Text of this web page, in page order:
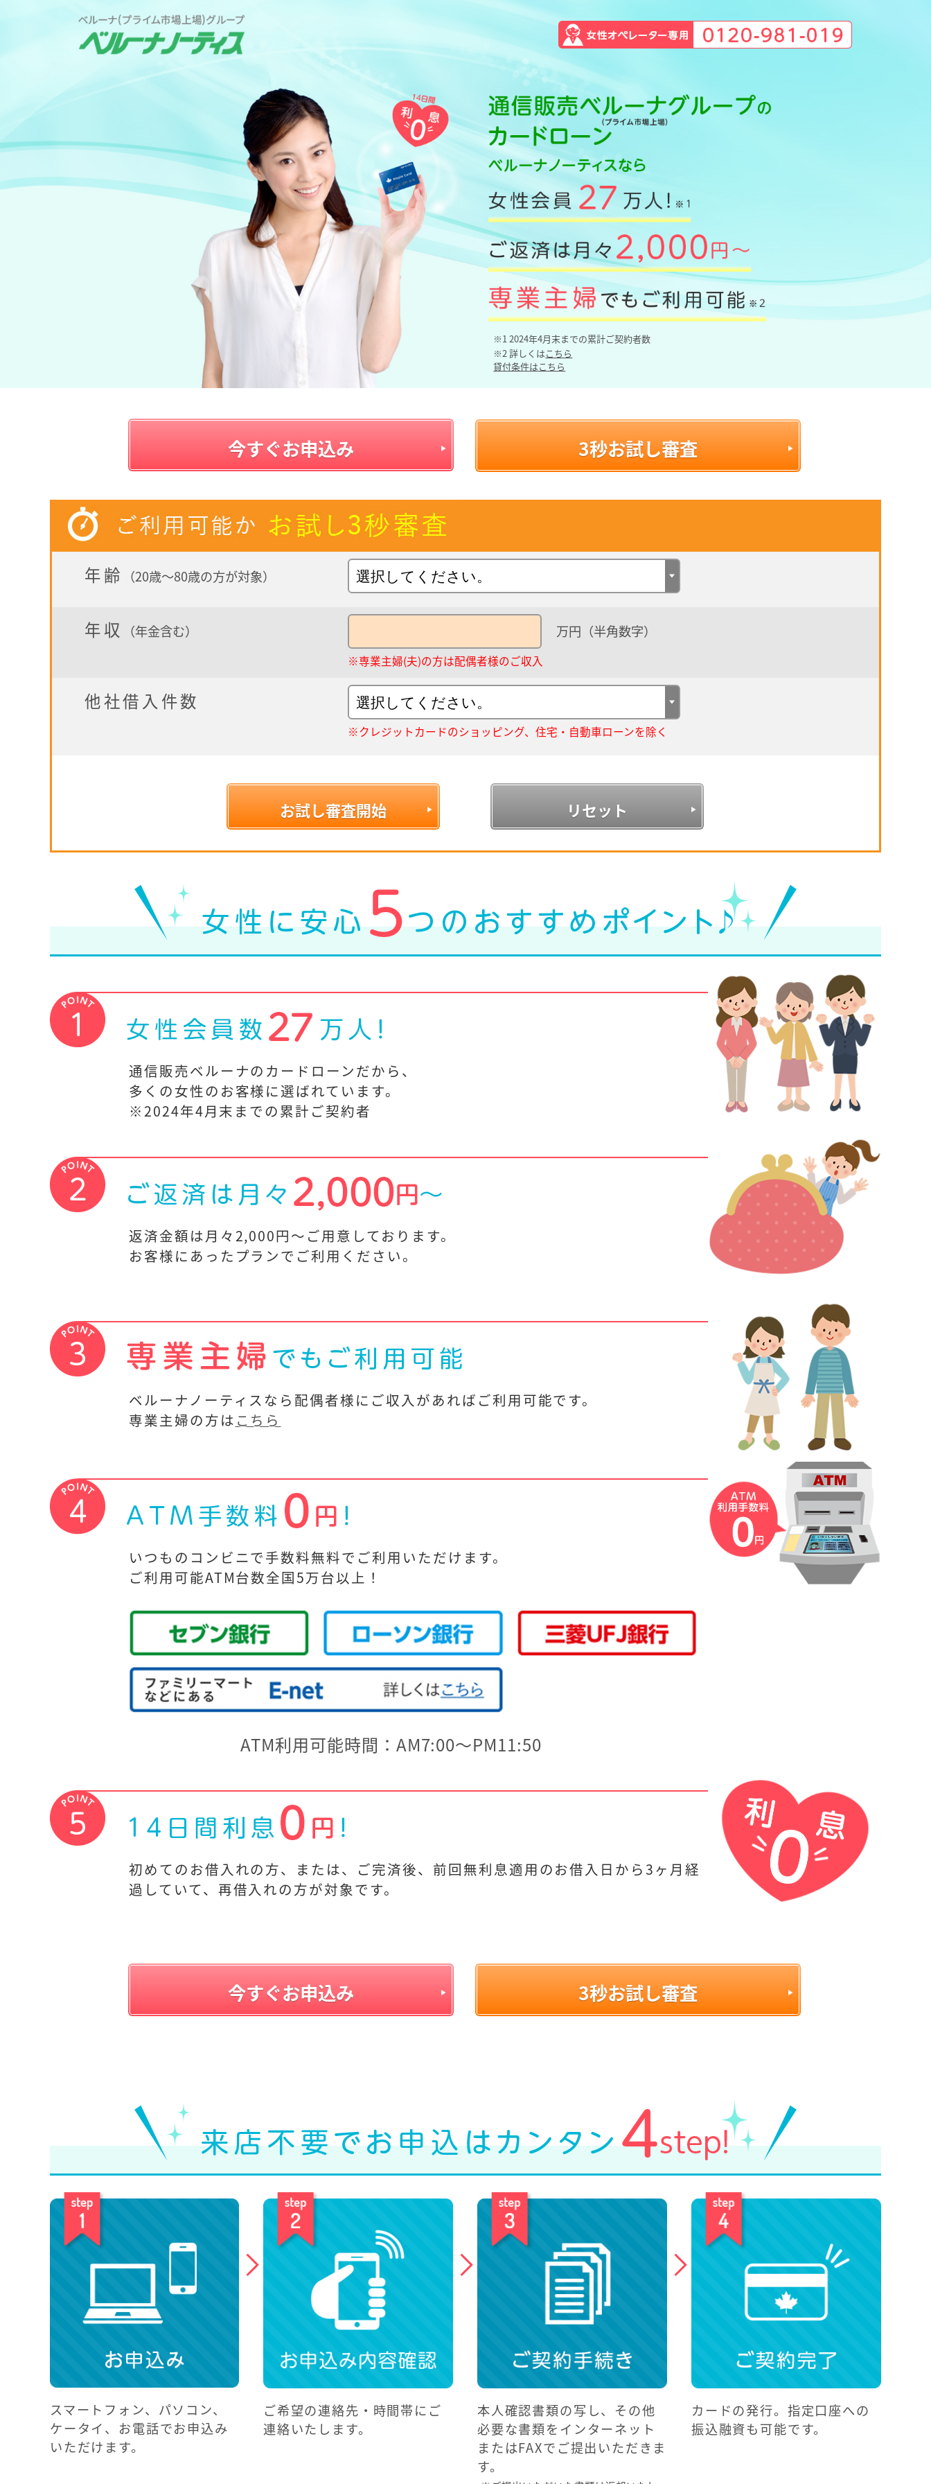
※1 2024年4月末までの累計ご契約者数
※2 詳しくはこちら
貸付条件はこちら
今すぐお申込み 3秒お試し審査
年齢 （20歳～80歳の方が対象）
年収 （年金含む） 万円（半角数字）
※専業主婦(夫)の方は配偶者様のご収入
他社借入件数
※クレジットカードのショッピング、住宅・自動車ローンを除く
お試し審査開始 リセット
通信販売ベルーナのカードローンだから、
多くの女性のお客様に選ばれています。
※2024年4月末までの累計ご契約者
返済金額は月々2,000円～ご用意しております。
お客様にあったプランでご利用ください。
ベルーナノーティスなら配偶者様にご収入があればご利用可能です。
専業主婦の方は こちら
いつものコンビニで手数料無料でご利用いただけます。
ご利用可能ATM台数全国5万台以上！
ATM利用可能時間：AM7:00～PM11:50
初めてのお借入れの方、または、ご完済後、前回無利息適用のお借入日から3ヶ月経
過していて、再借入れの方が対象です。
今すぐお申込み 3秒お試し審査
スマートフォン、パソコン、
ケータイ、お電話でお申込み
いただけます。
ご希望の連絡先・時間帯にご
連絡いたします。
本人確認書類の写し、その他
必要な書類をインターネット
またはFAXでご提出いただきま
す。
カードの発行。指定口座への
振込融資も可能です。